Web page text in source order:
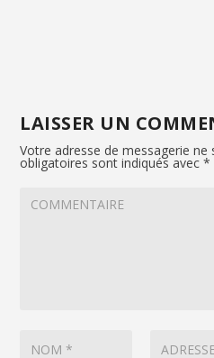
LAISSER UN
Votre adresse de messagerie ne
obligatoires sont indiqués avec*